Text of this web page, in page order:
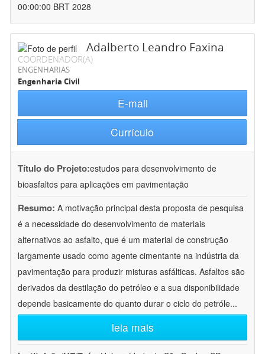
00:00:00 BRT 2028
Adalberto Leandro Faxina
COORDENADOR(A)
ENGENHARIAS
Engenharia Civil
E-mail
Currículo
Título do Projeto:estudos para desenvolvimento de
bioasfaltos para aplicações em pavimentação
Resumo: A motivação principal desta proposta de pesquisa
é a necessidade do desenvolvimento de materiais
alternativos ao asfalto, que é um material de construção
largamente usado como agente cimentante na indústria da
pavimentação para produzir misturas asfálticas. Asfaltos são
derivados da destilação do petróleo e a sua disponibilidade
depende basicamente do quanto durar o ciclo do petróle...
leia mais